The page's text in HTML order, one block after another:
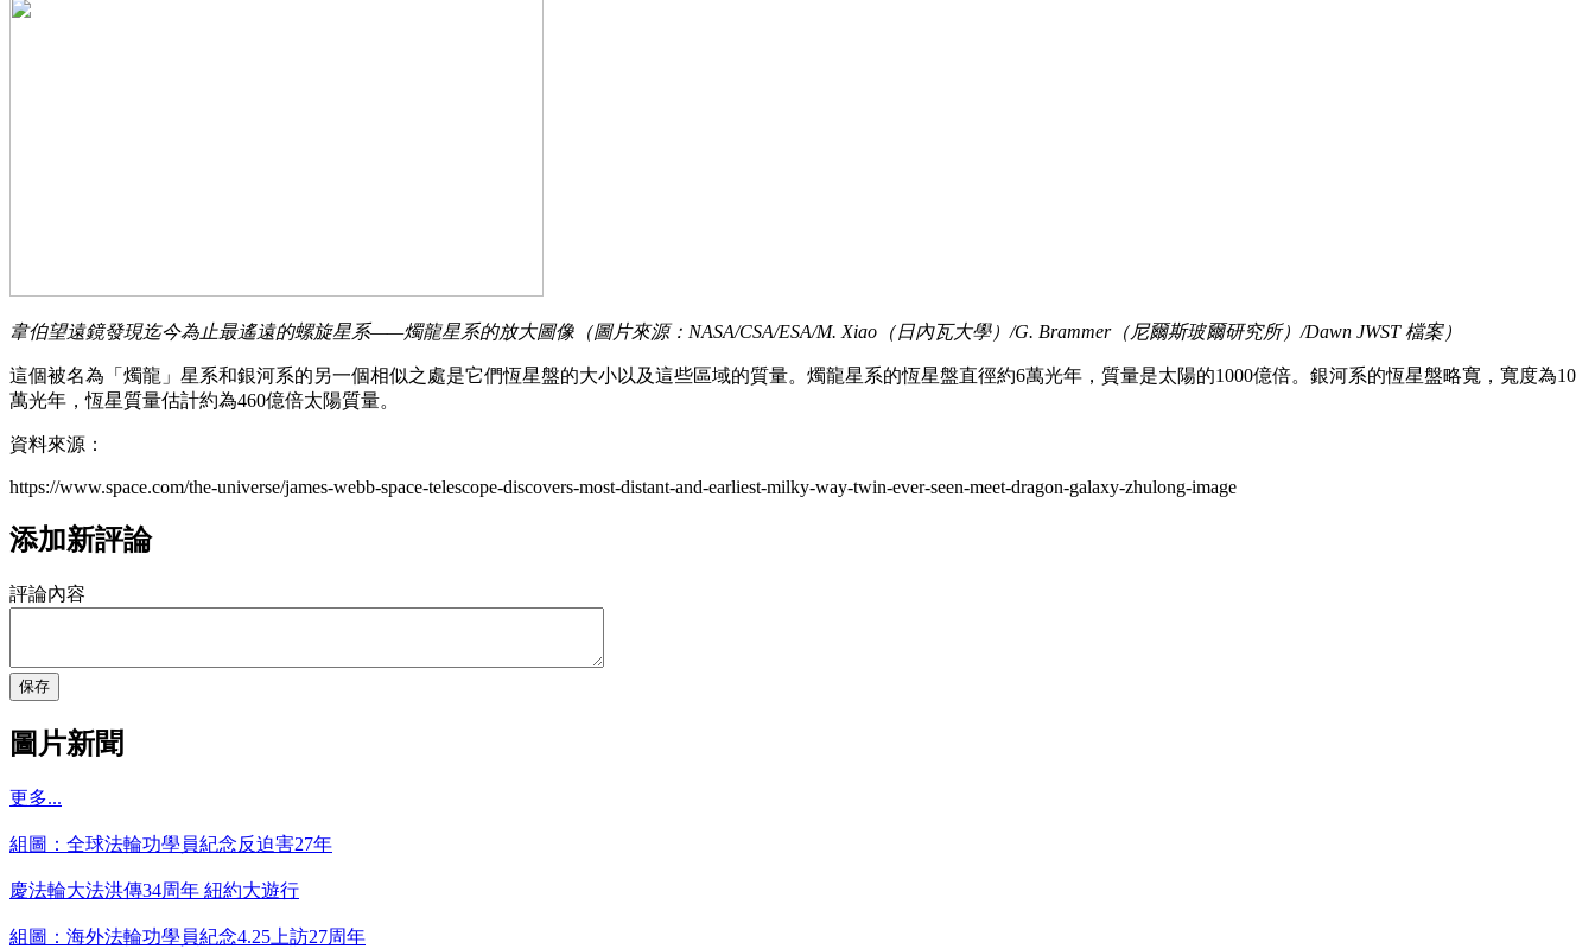
韋伯望遠鏡發現迄今為止最遙遠的螺旋星系——燭龍星系的放大圖像（圖片來源：NASA/CSA/ESA/M. Xiao（日內瓦大學）/G. Brammer（尼爾斯玻爾研究所）/Dawn JWST 檔案）
這個被名為「燭龍」星系和銀河系的另一個相似之處是它們恆星盤的大小以及這些區域的質量。燭龍星系的恆星盤直徑約6萬光年，質量是太陽的1000億倍。銀河系的恆星盤略寬，寬度為10
萬光年，恆星質量估計約為460億倍太陽質量。
資料來源：
https://www.space.com/the-universe/james-webb-space-telescope-discovers-most-distant-and-earliest-milky-way-twin-ever-seen-meet-dragon-galaxy-zhulong-image
添加新評論
評論內容
保存
圖片新聞
更多...
組圖：全球法輪功學員紀念反迫害27年
慶法輪大法洪傳34周年 紐約大遊行
組圖：海外法輪功學員紀念4.25上訪27周年